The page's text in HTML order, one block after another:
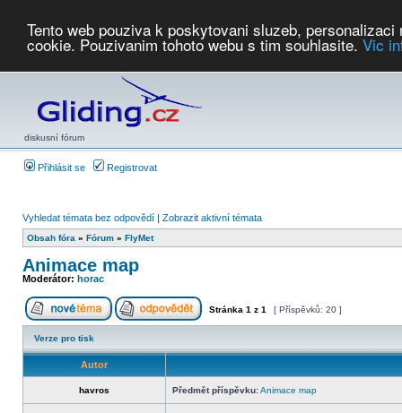
Tento web pouziva k poskytovani sluzeb,
cookie. Pouzivanim tohoto webu s tim souhlasite. Vic
diskusní fórum
Přihlásit se Registrovat
Vyhledat témata bez odpovědí | Zobrazit aktivní témata
Obsah fóra » Fórum » FlyMet
Animace map
Moderátor: horac
Stránka 1 z 1 [ Příspěvků: 20 ]
Verze pro tisk
Autor
havros Předmět příspěvku:Animace map